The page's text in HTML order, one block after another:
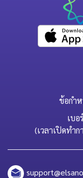
ข้อกำ
เบอ
(เวลาเปิดทำ